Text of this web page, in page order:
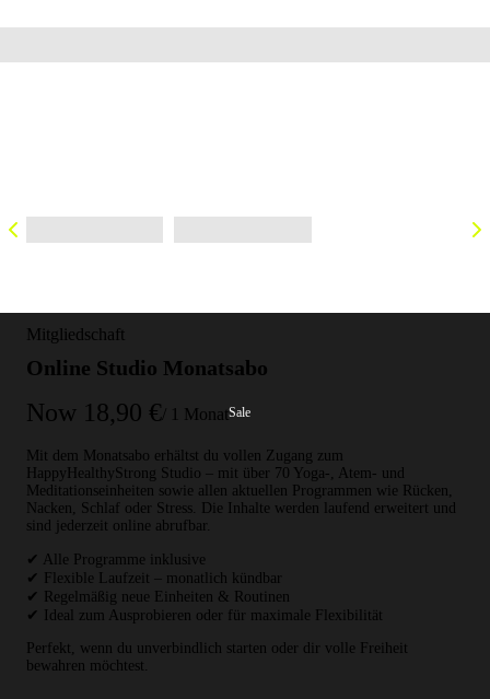
Mitgliedschaft
Online Studio Monatsabo
Now 18,90 €/ 1 MonatSale
Mit dem Monatsabo erhältst du vollen Zugang zum
HappyHealthyStrong Studio – mit über 70 Yoga-, Atem- und
Meditationseinheiten sowie allen aktuellen Programmen wie Rücken,
Nacken, Schlaf oder Stress. Die Inhalte werden laufend erweitert und
sind jederzeit online abrufbar.
✔ Alle Programme inklusive
✔ Flexible Laufzeit – monatlich kündbar
✔ Regelmäßig neue Einheiten & Routinen
✔ Ideal zum Ausprobieren oder für maximale Flexibilität
Perfekt, wenn du unverbindlich starten oder dir volle Freiheit
bewahren möchtest.